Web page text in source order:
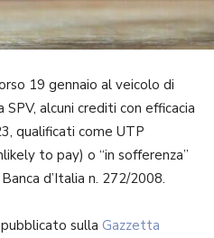
19 gennaio al veicolo di
alcuni crediti con efficacia
qualificati come UTP
to pay) o “in sofferenza”
d’Italia n. 272/2008.
sulla Gazzetta